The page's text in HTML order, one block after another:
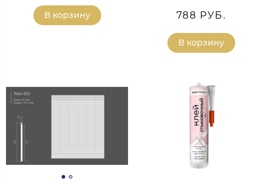
В корзину 788 РУБ.
В корзину